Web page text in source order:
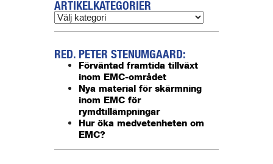
ARTIKELKATEGORIER
RED. PETER STENUMGAARD:
Förväntad framtida tillväxt
inom EMC-området
Nya material för skärmning
inom EMC för
rymdtillämpningar
Hur öka medvetenheten om
EMC?